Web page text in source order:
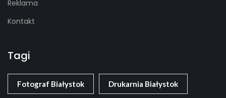
Reklama
Kontakt
Tagi
Fotograf Białystok Drukarnia Białystok